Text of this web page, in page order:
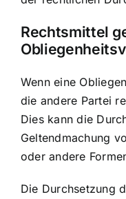
Rechtsmittel
Wenn eine
die andere Partei
Dies kann die
Geltendmachung
oder andere
Die Durchsetzung